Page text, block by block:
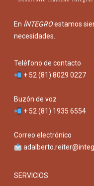
En ÍNTEGROestamos
necesidades.
Teléfono de contacto
+ 52 (81) 8029 0227
Buzón de voz
+ 52 (81) 1935 6554
Correo electrónico
SERVICIOS